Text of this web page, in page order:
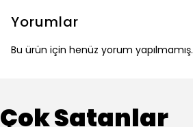
Yorumlar
Bu ürün için henüz yorum yapılmamış.
Çok Satanlar